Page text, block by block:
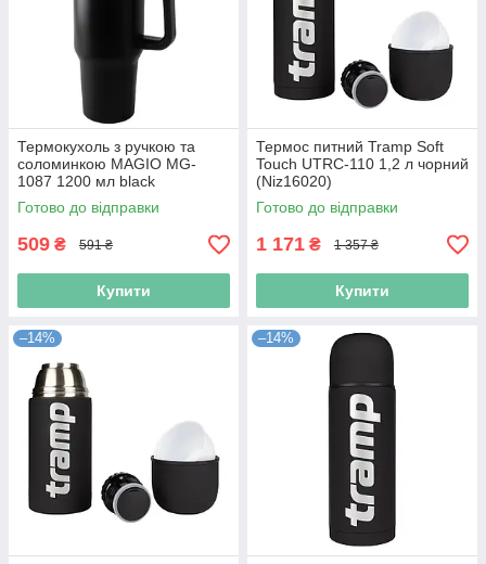
Термокухоль з ручкою та
соломинкою MAGIO MG-
1087 1200 мл black
(Niz16356)
Готово до відправки
509 ₴ 591 ₴
Купити
Термос питний Tramp Soft
Touch UTRC-110 1,2 л чорний
(Niz16020)
Готово до відправки
1 171 ₴ 1 357 ₴
Купити
–14% –14%